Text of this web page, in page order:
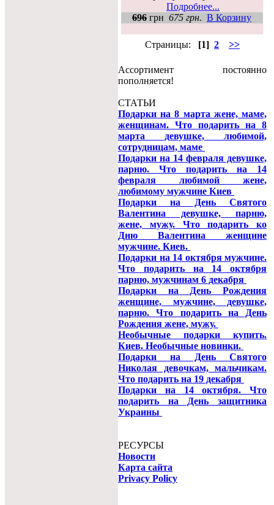
Подробнее...
696 грн 675 грн. В Корзину
Страницы: [1] 2 >>
Ассортимент постоянно
пополняется!
СТАТЬИ
Подарки на 8 марта жене, маме,
женщинам. Что подарить на 8
марта девушке, любимой,
сотрудницам, маме
Подарки на 14 февраля девушке,
парню. Что подарить на 14
февраля любимой жене,
любимому мужчине Киев
Подарки на День Святого
Валентина девушке, парню,
жене, мужу. Что подарить ко
Дню Валентина женщине
мужчине. Киев.
Подарки на 14 октября мужчине.
Что подарить на 14 октября
парню, мужчинам 6 декабря
Подарки на День Рождения
женщине, мужчине, девушке,
парню. Что подарить на День
Рождения жене, мужу.
Необычные подарки купить.
Киев. Необычные новинки.
Подарки на День Святого
Николая девочкам, мальчикам.
Что подарить на 19 декабря
Подарки на 14 октября. Что
подарить на День защитника
Украины
РЕСУРСЫ
Новости
Карта сайта
Privacy Policy